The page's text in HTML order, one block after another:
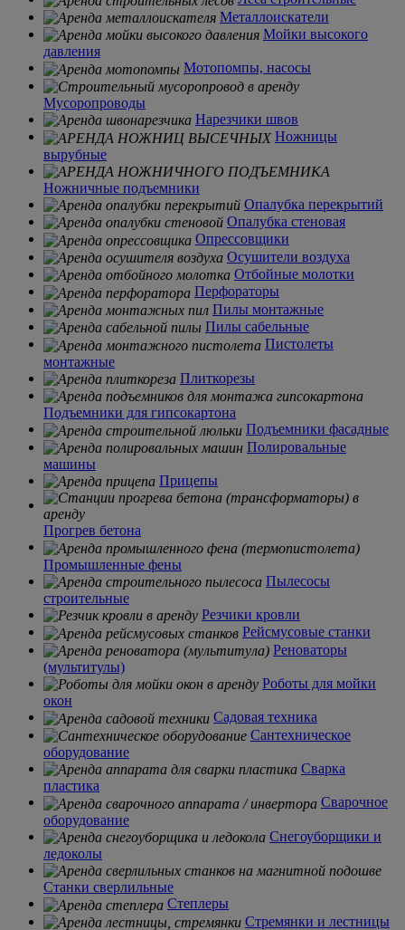
Металлоискатели
Мойки высокого
давления
Мотопомпы, насосы
Мусоропроводы
Нарезчики швов
Ножницы
вырубные
Ножничные подъемники
Опалубка перекрытий
Опалубка стеновая
Опрессовщики
Осушители воздуха
Отбойные молотки
Перфораторы
Пилы монтажные
Пилы сабельные
Пистолеты
монтажные
Плиткорезы
Подъемники для гипсокартона
Подъемники фасадные
Полировальные
машины
Прицепы
Прогрев бетона
Промышленные фены
Пылесосы
строительные
Резчики кровли
Рейсмусовые станки
Реноваторы
(мультитулы)
Роботы для мойки
окон
Садовая техника
Сантехническое
оборудование
Сварка
пластика
Сварочное
оборудование
Снегоуборщики и
ледоколы
Станки сверлильные
Степлеры
Стремянки и лестницы